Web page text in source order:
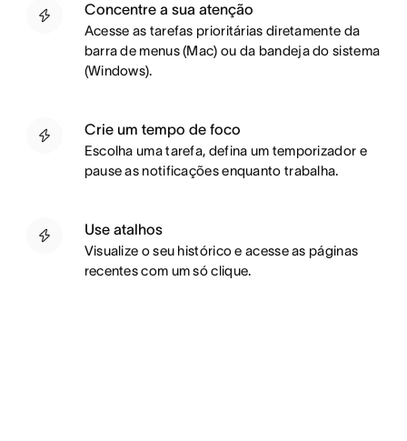
Concentre a sua atenção
Acesse as tarefas prioritárias diretamente da
barra de menus (Mac) ou da bandeja do sistema
(Windows).
Crie um tempo de foco
Escolha uma tarefa, defina um temporizador e
pause as notificações enquanto trabalha.
Use atalhos
Visualize o seu histórico e acesse as páginas
recentes com um só clique.